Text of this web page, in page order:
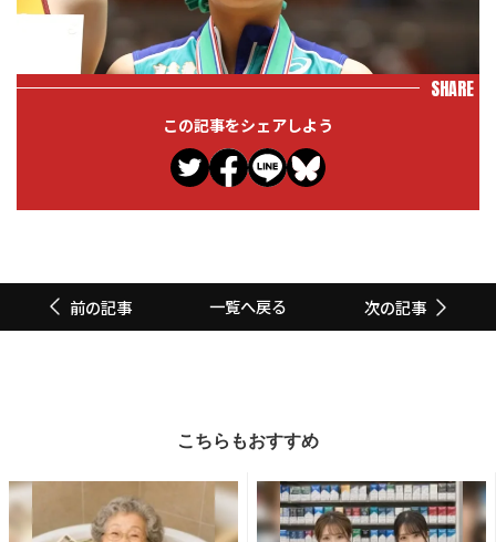
SHARE
この記事をシェアしよう
前の記事 一覧へ戻る 次の記事
こちらもおすすめ